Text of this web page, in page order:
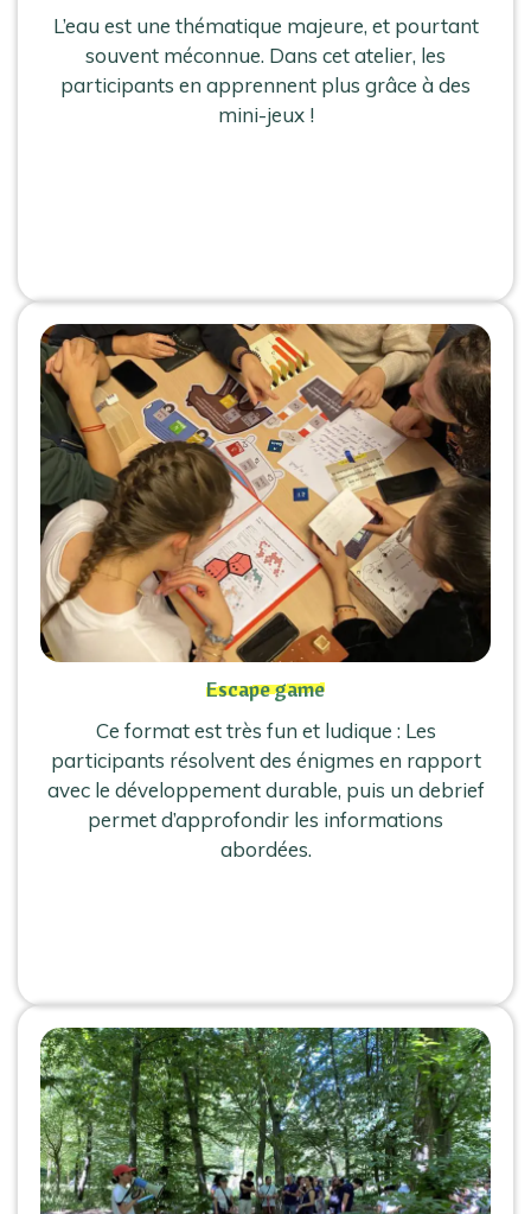
L’eau est une thématique majeure, et pourtant
souvent méconnue. Dans cet atelier, les
participants en apprennent plus grâce à des
mini-jeux !
Escape game
Ce format est très fun et ludique : Les
participants résolvent des énigmes en rapport
avec le développement durable, puis un debrief
permet d’approfondir les informations
abordées.